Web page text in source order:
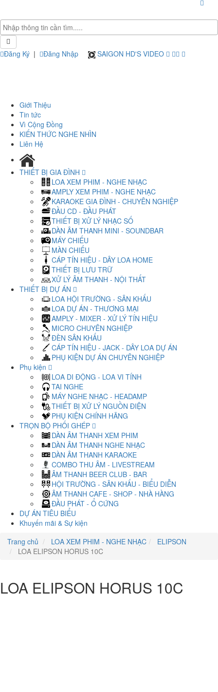
Đăng Ký | Đăng Nhập SAIGON HD'S VIDEO
Giới Thiệu
Tin tức
Vì Cộng Đồng
KIẾN THỨC NGHE NHÌN
Liên Hệ
THIẾT BỊ GIA ĐÌNH
LOA XEM PHIM - NGHE NHẠC
AMPLY XEM PHIM - NGHE NHẠC
KARAOKE GIA ĐÌNH - CHUYÊN NGHIỆP
ĐẦU CD - ĐẦU PHÁT
THIẾT BỊ XỬ LÝ NHẠC SỐ
DÀN ÂM THANH MINI - SOUNDBAR
MÁY CHIẾU
MÀN CHIẾU
CÁP TÍN HIỆU - DÂY LOA HOME
THIẾT BỊ LƯU TRỮ
XỬ LÝ ÂM THANH - NỘI THẤT
THIẾT BỊ DỰ ÁN
LOA HỘI TRƯỜNG - SÂN KHẤU
LOA DỰ ÁN - THƯƠNG MẠI
AMPLY - MIXER - XỬ LÝ TÍN HIỆU
MICRO CHUYÊN NGHIỆP
ĐÈN SÂN KHẤU
CÁP TÍN HIỆU - JACK - DÂY LOA DỰ ÁN
PHỤ KIỆN DỰ ÁN CHUYÊN NGHIỆP
Phụ kiện
LOA DI ĐỘNG - LOA VI TÍNH
TAI NGHE
MÁY NGHE NHẠC - HEADAMP
THIẾT BỊ XỬ LÝ NGUỒN ĐIỆN
PHỤ KIỆN CHÍNH HÃNG
TRỌN BỘ PHỐI GHÉP
DÀN ÂM THANH XEM PHIM
DÀN ÂM THANH NGHE NHẠC
DÀN ÂM THANH KARAOKE
COMBO THU ÂM - LIVESTREAM
ÂM THANH BEER CLUB - BAR
HỘI TRƯỜNG - SÂN KHẤU - BIỂU DIỄN
ÂM THANH CAFE - SHOP - NHÀ HÀNG
ĐẦU PHÁT - Ổ CỨNG
DỰ ÁN TIÊU BIỂU
Khuyến mãi & Sự kiện
Trang chủ
LOA XEM PHIM - NGHE NHẠC
ELIPSON
LOA ELIPSON HORUS 10C
LOA ELIPSON HORUS 10C